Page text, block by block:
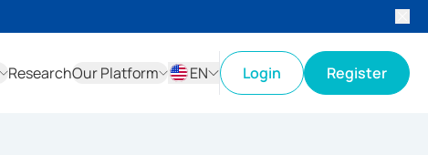
ResearchOur Platform
EN
Login Register